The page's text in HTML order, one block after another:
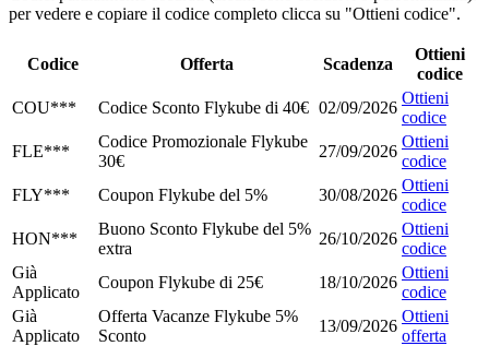
per vedere e copiare il codice completo clicca su "Ottieni codice".
Codice Offerta Scadenza
Ottieni
codice
COU***
Codice Sconto Flykube di 40€ 02/09/2026
Ottieni
codice
FLE***
Codice Promozionale Flykube
30€
27/09/2026
Ottieni
codice
FLY***
Coupon Flykube del 5% 30/08/2026
Ottieni
codice
HON***
Buono Sconto Flykube del 5%
extra
26/10/2026
Ottieni
codice
Già
Applicato
Coupon Flykube di 25€ 18/10/2026
Ottieni
codice
Già
Applicato
Offerta Vacanze Flykube 5%
Sconto
13/09/2026
Ottieni
offerta